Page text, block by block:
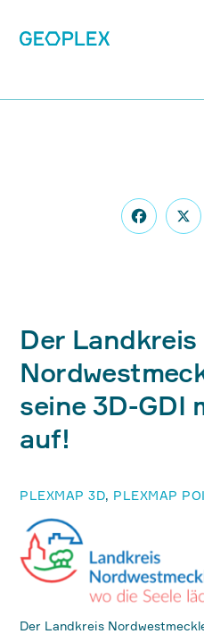
PLEXMAP 3D, PLEXMAP
Der Landkreis
seine 3D-GDI
auf!
Der Landkreis